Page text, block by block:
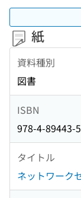
紙
資料種別
図書
ISBN
978-4-89443-
タイトル
ネットワーク